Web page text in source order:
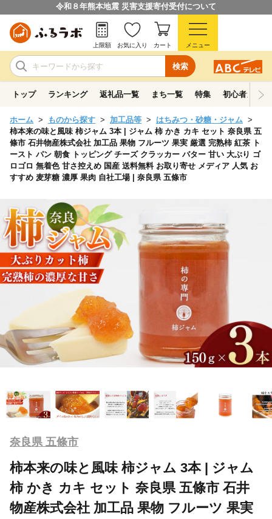
令和８年熊本地震 災害支援寄付受付について
検索
上限額 お気に入り カート メニュー
トップ ランキング 返礼品一覧 まち一覧 特集 初心者ガイド
ホーム ものから探す 加工品等
はちみつ・砂糖・ジャム
柿本来の味と風味 柿ジャム 3本 | ジャム 柿 かき カキ セット 奈良県 五
條市 石井物産株式会社 加工品 果物 フルーツ 果実 厳選 完熟柿 紅茶 ト
ースト パン 朝食 トッピング チーズ クラッカー バター 甘い 大ぶり ゴ
ロゴロ 無着色 甘さ控えめ 国産 送料無料 お取り寄せ メディア 人気 お
すすめ 麦芽糖 濃厚 果肉 自社工場 | 奈良県 五條市
奈良県 五條市
柿本来の味と風味 柿ジャム 3本 | ジャム
柿 かき カキ セット 奈良県 五條市 石井
物産株式会社 加工品 果物 フルーツ 果実